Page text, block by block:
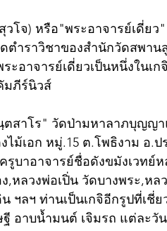
จ) หรือ"พระอาจารย์เดี่ยว"
ำราวิชาของสำนักวัดสพาน
อาจารย์เดี่ยวเป็นหนึ่งในเก
มภีร์นิวส์
ตสาโร" วัดป่ามหาลาภบุญญ
ม้เอก หมู่.15 ต.โพธิงาม อ.
บาอาจารย์ชื่อดังขมังเวทย์
ลวงพ่อเปิ่น วัดบางพระ,หล
ฯลฯ ท่านเป็นเกจิอีกรูปที่เชี่
อาบน้ำมนต์ เจิมรถ แต่ละวั